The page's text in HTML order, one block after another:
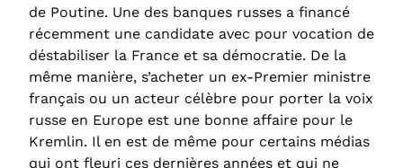
de Poutine. Une des banques russes a financé
récemment une candidate avec pour vocation de
déstabiliser la France et sa démocratie. De la
même manière, s’acheter un ex-Premier ministre
français ou un acteur célèbre pour porter la voix
russe en Europe est une bonne affaire pour le
Kremlin. Il en est de même pour certains médias
qui ont fleuri ces dernières années et qui ne